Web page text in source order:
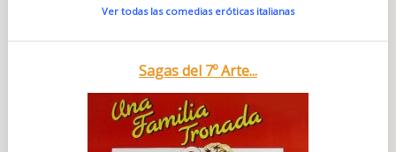
Ver todas las comedias eróticas italianas
Sagas del 7º Arte...